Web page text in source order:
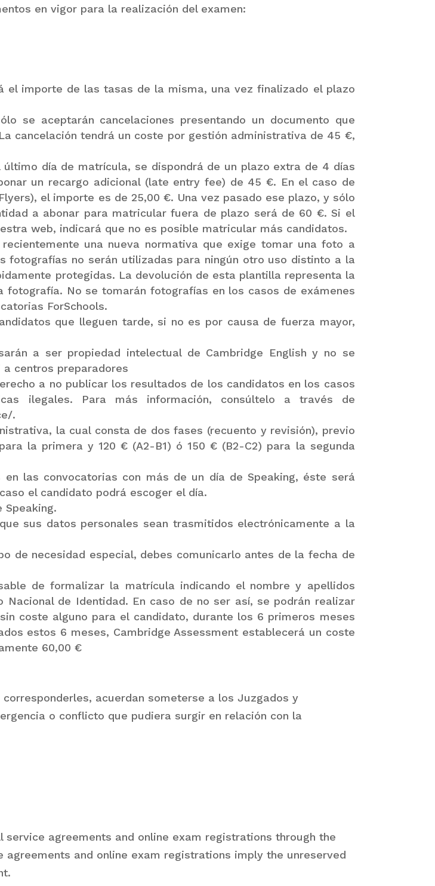
en vigor para la realización del examen:
el importe de las tasas de la misma, una vez finalizado el plazo
se aceptarán cancelaciones presentando un documento que
cancelación tendrá un coste por gestión administrativa de 45 €,
día de matrícula, se dispondrá de un plazo extra de 4 días
un recargo adicional (late entry fee) de 45 €. En el caso de
el importe es de 25,00 €. Una vez pasado ese plazo, y sólo
a abonar para matricular fuera de plazo será de 60 €. Si el
web, indicará que no es posible matricular más candidatos.
una nueva normativa que exige tomar una foto a
fotografías no serán utilizadas para ningún otro uso distinto a la
protegidas. La devolución de esta plantilla representa la
No se tomarán fotografías en los casos de exámenes
ForSchools.
que lleguen tarde, si no es por causa de fuerza mayor,
a ser propiedad intelectual de Cambridge English y no se
centros preparadores
a no publicar los resultados de los candidatos en los casos
ilegales. Para más información, consúltelo a través de
.
la cual consta de dos fases (recuento y revisión), previo
la primera y 120 € (A2-B1) ó 150 € (B2-C2) para la segunda
las convocatorias con más de un día de Speaking, éste será
el candidato podrá escoger el día.
Speaking.
sus datos personales sean trasmitidos electrónicamente a la
de necesidad especial, debes comunicarlo antes de la fecha de
de formalizar la matrícula indicando el nombre y apellidos
de Identidad. En caso de no ser así, se podrán realizar
coste alguno para el candidato, durante los 6 primeros meses
estos 6 meses, Cambridge Assessment establecerá un coste
60,00 €
acuerdan someterse a los Juzgados y
o conflicto que pudiera surgir en relación con la
agreements and online exam registrations through the
agreements and online exam registrations imply the unreserved